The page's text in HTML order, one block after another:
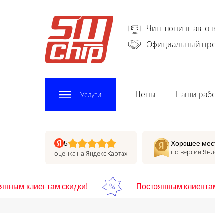
Чип-тюнинг авто
Официальный
Услуги Цены Наши
5
оценка на Яндекс Картах
Хорошее
по версии
клиентам скидки! Постоянным клиентам